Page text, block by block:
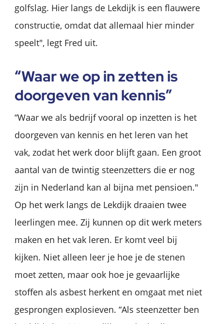
golfslag. Hier langs de Lekdijk is een flauwere
constructie, omdat dat allemaal hier minder
speelt", legt Fred uit.
“Waar we op in zetten is
doorgeven van kennis”
“Waar we als bedrijf vooral op inzetten is het
doorgeven van kennis en het leren van het
vak, zodat het werk door blijft gaan. Een groot
aantal van de twintig steenzetters die er nog
zijn in Nederland kan al bijna met pensioen."
Op het werk langs de Lekdijk draaien twee
leerlingen mee. Zij kunnen op dit werk meters
maken en het vak leren. Er komt veel bij
kijken. Niet alleen leer je hoe je de stenen
moet zetten, maar ook hoe je gevaarlijke
stoffen als asbest herkent en omgaat met niet
gesprongen explosieven. “Als steenzetter ben